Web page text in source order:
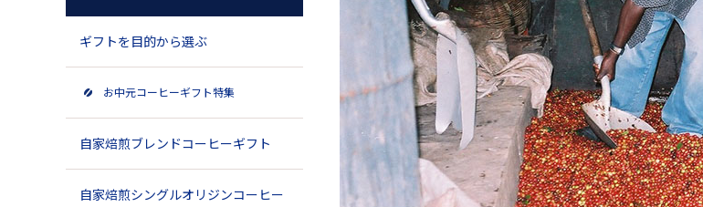
ギフトを目的から選ぶ
お中元コーヒーギフト特集
自家焙煎ブレンドコーヒーギフト
自家焙煎シングルオリジンコーヒー